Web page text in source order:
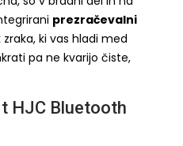
prezračevalni
ki vas hladi med
pa ne kvarijo čiste,
HJC Bluetooth